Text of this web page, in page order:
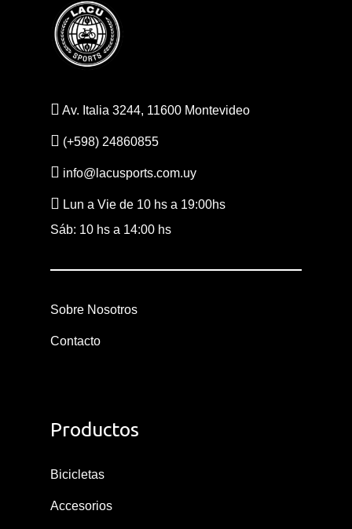
Av. Italia 3244, 11600 Montevideo
(+598) 24860855
info@lacusports.com.uy
Lun a Vie de 10 hs a 19:00hs
Sáb: 10 hs a 14:00 hs
Sobre Nosotros
Contacto
Productos
Bicicletas
Accesorios